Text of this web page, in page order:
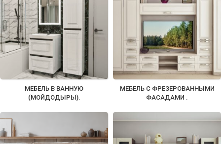
МЕБЕЛЬ В ВАННУЮ
(МОЙДОДЫРЫ).
МЕБЕЛЬ С ФРЕЗЕРОВАННЫМИ
ФАСАДАМИ .